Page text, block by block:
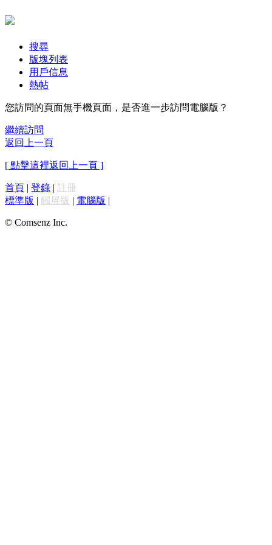
搜尋
版塊列表
用戶信息
熱帖
您訪問的頁面無手機頁面，是否進一步訪問電腦版？
繼續訪問
返回上一頁
[ 點擊這裡返回上一頁 ]
首頁 | 登錄 | 註冊
標準版 | 觸屏版 | 電腦版 |
© Comsenz Inc.